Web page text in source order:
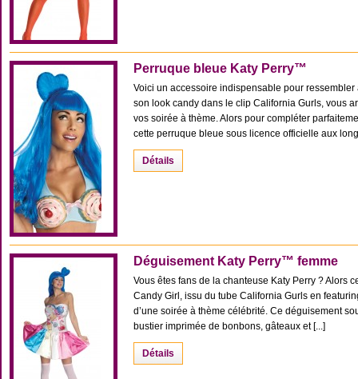
Perruque bleue Katy Perry™
Voici un accessoire indispensable pour
son look candy dans le clip California Gurls, vous
vos soirée à thème. Alors pour compléter
cette perruque bleue sous licence officielle aux
Détails
Déguisement Katy Perry™ femme
Vous êtes fans de la chanteuse Katy Perry ? Alors
Candy Girl, issu du tube California Gurls en
d’une soirée à thème célébrité. Ce déguisement
bustier imprimée de bonbons, gâteaux et [...]
Détails